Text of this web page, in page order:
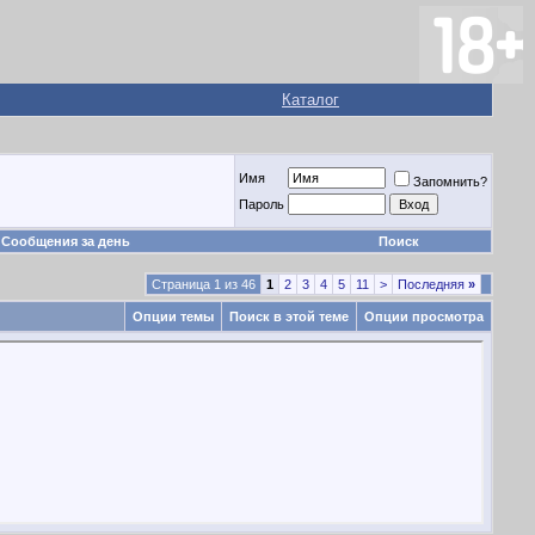
Каталог
Имя
Запомнить?
Пароль
Сообщения за день Поиск
Страница 1 из 46 1 2 3 4 5 11 > Последняя »
Опции темы Поиск в этой теме Опции просмотра